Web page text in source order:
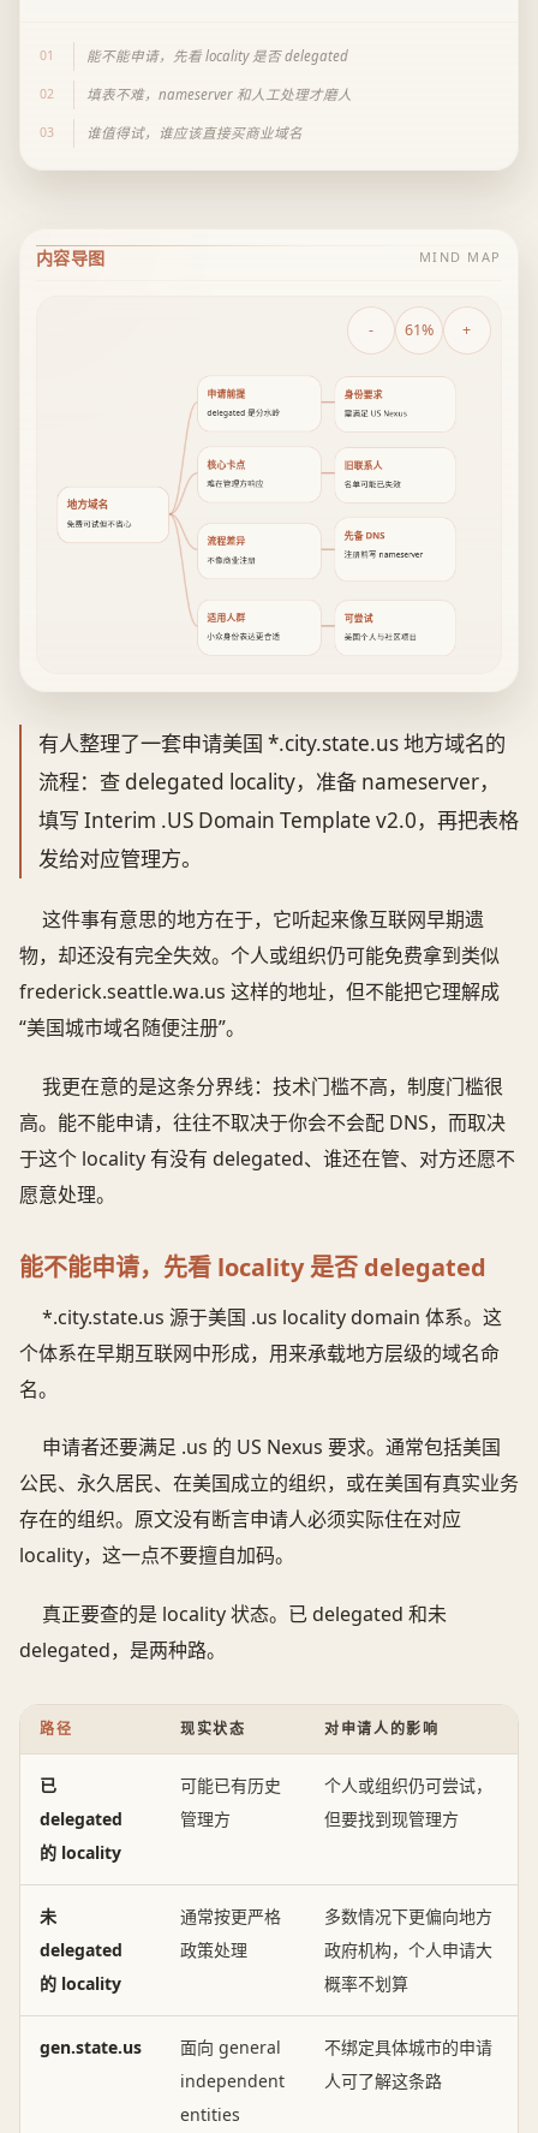
01 能不能申请，先看 locality 是否 delegated
02 填表不难，nameserver 和人工处理才磨人
03 谁值得试，谁应该直接买商业域名
内容导图 MIND MAP
- 61% +
地方域名
免费可试但不省心
申请前提
delegated 是分水岭
身份要求
需满足 US Nexus
核心卡点
难在管理方响应
旧联系人
名单可能已失效
流程差异
不像商业注册
先备 DNS
注册前写 nameserver
适用人群
小众身份表达更合适
可尝试
美国个人与社区项目
有人整理了一套申请美国 *.city.state.us 地方域名的
流程：查 delegated locality，准备 nameserver，
填写 Interim .US Domain Template v2.0，再把表格
发给对应管理方。
这件事有意思的地方在于，它听起来像互联网早期遗
物，却还没有完全失效。个人或组织仍可能免费拿到类似
frederick.seattle.wa.us 这样的地址，但不能把它理解成
“美国城市域名随便注册”。
我更在意的是这条分界线：技术门槛不高，制度门槛很
高。能不能申请，往往不取决于你会不会配 DNS，而取决
于这个 locality 有没有 delegated、谁还在管、对方还愿不
愿意处理。
能不能申请，先看 locality 是否 delegated
*.city.state.us 源于美国 .us locality domain 体系。这
个体系在早期互联网中形成，用来承载地方层级的域名命
名。
申请者还要满足 .us 的 US Nexus 要求。通常包括美国
公民、永久居民、在美国成立的组织，或在美国有真实业务
存在的组织。原文没有断言申请人必须实际住在对应
locality，这一点不要擅自加码。
真正要查的是 locality 状态。已 delegated 和未
delegated，是两种路。
路径 现实状态 对申请人的影响
已
delegated
的 locality
可能已有历史
管理方
个人或组织仍可尝试，
但要找到现管理方
未
delegated
的 locality
通常按更严格
政策处理
多数情况下更偏向地方
政府机构，个人申请大
概率不划算
gen.state.us
面向 general
independent
entities
不绑定具体城市的申请
人可了解这条路